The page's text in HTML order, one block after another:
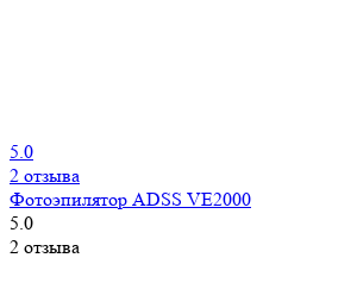
5.0
2 отзыва
Фотоэпилятор ADSS VE2000
5.0
2 отзыва